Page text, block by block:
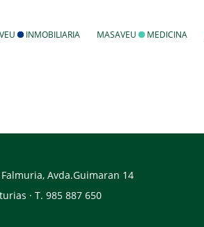
INMOBILIARIA MASAVEU MEDICINA
Avda.Guimaran 14
· T. 985 887 650